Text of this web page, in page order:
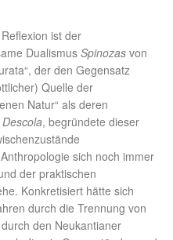
ist der
Dualismus Spinozas von
der den Gegensatz
Quelle der
Natur“ als deren
Descola, begründete dieser
sich noch immer
der praktischen
Konkretisiert hätte sich
durch die Trennung von
den Neukantianer